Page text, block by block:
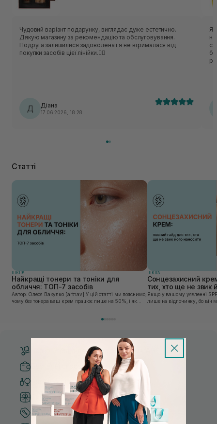
Чудовий варіант подарунку, виглядає дуже естетично.
Дякую магазину за рекомендацію та обслуговування.
Подруга залишилися задоволена і я не втрималася від
покупки засобів цієї лінійки.❤️‍🔥
Д Діана
17.06.2026, 18:28
Статті
ШКIРА
Найкращі тонери та тоніки для
обличчя: ТОП-7 засобів
Автор: Олеся Вакулко [artnav] У цій статті ми пояснимо,
чому без тонера ваш крем працює лише на 50%, і як
ШКIРА
Сонцезахисний
тих, хто ще не звик
Якщо у вашому уявленні
лише на відпочинку, бо він
Безкоштовна доставка від 3000 UAH
Безпечні способи оплати
Тільки оригінальна косметика
Система бонусів та лояльності
Кращі ціни та топ товари